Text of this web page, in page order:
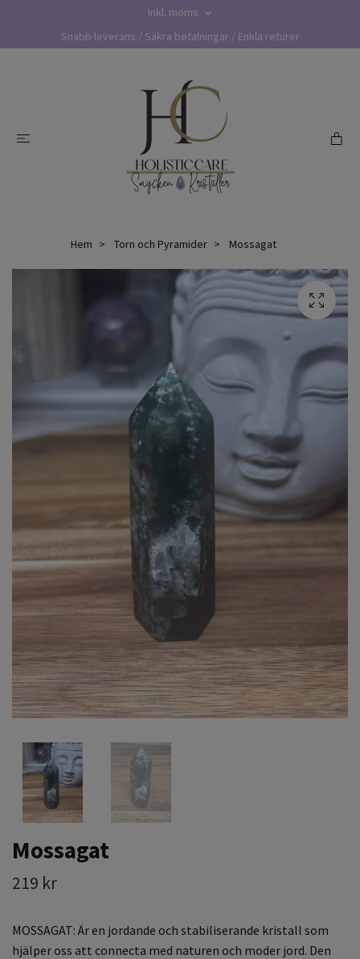
Inkl. moms
Snabb leverans / Säkra betalningar / Enkla returer
Hem Torn och Pyramider Mossagat
Mossagat
219 kr
MOSSAGAT: Är en jordande och stabiliserande kristall som
hjälper oss att connecta med naturen och moder jord. Den